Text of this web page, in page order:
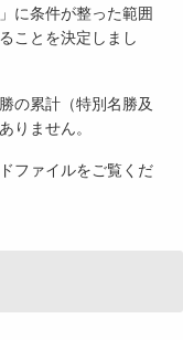
に条件が整った範囲
ことを決定しまし
の累計（特別名勝及
りません。
ファイルをご覧くだ